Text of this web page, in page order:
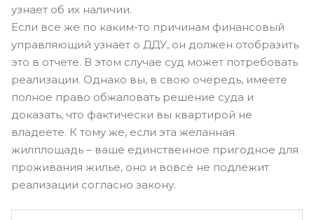
узнает об их наличии.
Если все же по каким-то причинам финансовый
управляющий узнает о ДДУ, он должен отобразить
это в отчете. В этом случае суд может потребовать
реализации. Однако вы, в свою очередь, имеете
полное право обжаловать решение суда и
доказать, что фактически вы квартирой не
владеете. К тому же, если эта желанная
жилплощадь – ваше единственное пригодное для
проживания жилье, оно и вовсе не подлежит
реализации согласно закону.